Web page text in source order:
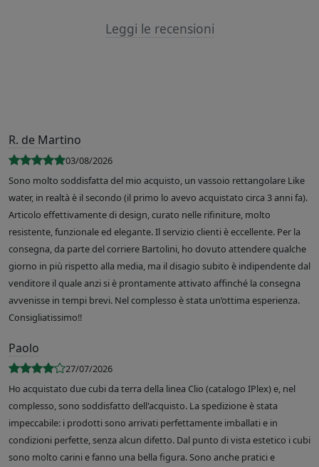
Leggi le recensioni
R. de Martino
03/08/2026
Sono molto soddisfatta del mio acquisto, un vassoio rettangolare Like
water, in realtà è il secondo (il primo lo avevo acquistato circa 3 anni fa).
Articolo effettivamente di design, curato nelle rifiniture, molto
resistente, funzionale ed elegante. Il servizio clienti è eccellente. Per la
consegna, da parte del corriere Bartolini, ho dovuto attendere qualche
giorno in più rispetto alla media, ma il disagio subito è indipendente dal
venditore il quale anzi si è prontamente attivato affinché la consegna
avvenisse in tempi brevi. Nel complesso è stata un’ottima esperienza.
Consigliatissimo!!
Paolo
27/07/2026
Ho acquistato due cubi da terra della linea Clio (catalogo IPlex) e, nel
complesso, sono soddisfatto dell'acquisto. La spedizione è stata
impeccabile: i prodotti sono arrivati perfettamente imballati e in
condizioni perfette, senza alcun difetto. Dal punto di vista estetico i cubi
sono molto carini e fanno una bella figura. Sono anche pratici e